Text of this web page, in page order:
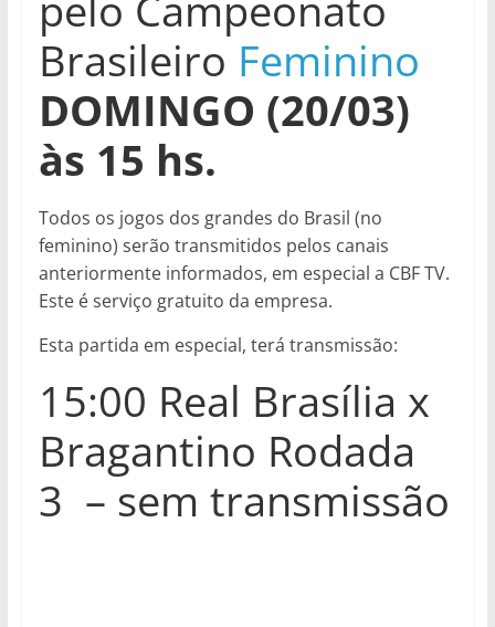
Brasileiro Feminino
DOMINGO (20/03)
às 15 hs.
Todos os jogos dos grandes do Brasil (no
feminino) serão transmitidos pelos canais
anteriormente informados, em especial a CBF TV.
Este é serviço gratuito da empresa.
Esta partida em especial, terá transmissão:
15:00 Real Brasília x
Bragantino Rodada
3 – sem transmissão